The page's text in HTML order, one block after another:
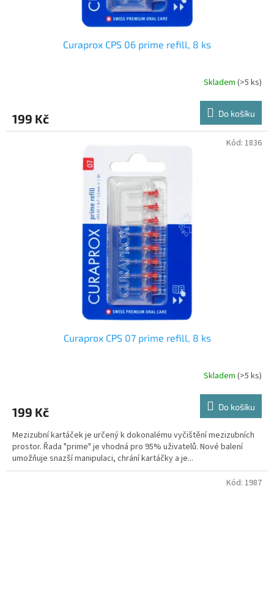
Curaprox CPS 06 prime refill, 8 ks
Skladem (>5 ks)
199 Kč Do košíku
Curaprox CPS 07 prime refill, 8 ks
Skladem (>5 ks)
199 Kč Do košíku
Mezizubní kartáček je určený k dokonalému vyčištění mezizubních
prostor. Řada "prime" je vhodná pro 95% uživatelů. Nové balení
umožňuje snazší manipulaci, chrání kartáčky a je...
Kód: 1836
Kód: 1987